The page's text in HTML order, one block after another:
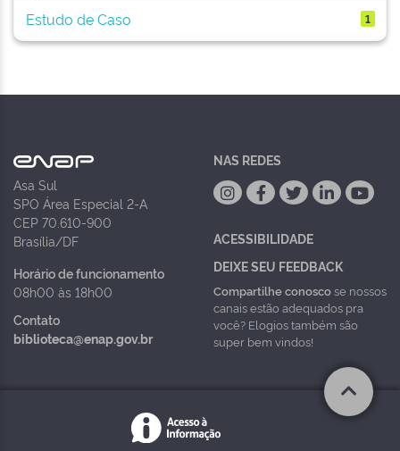
Estudo de Caso
1
Asa Sul
SPO Área Especial 2-A
CEP 70.610-900
Brasília/DF
Horário de funcionamento
08h00 às 18h00
Contato
biblioteca@enap.gov.br
NAS REDES
ACESSIBILIDADE
DEIXE SEU FEEDBACK
Compartilhe conoscose nossos
canais estão adequados pra
você? Elogios também são
super bem vindos!